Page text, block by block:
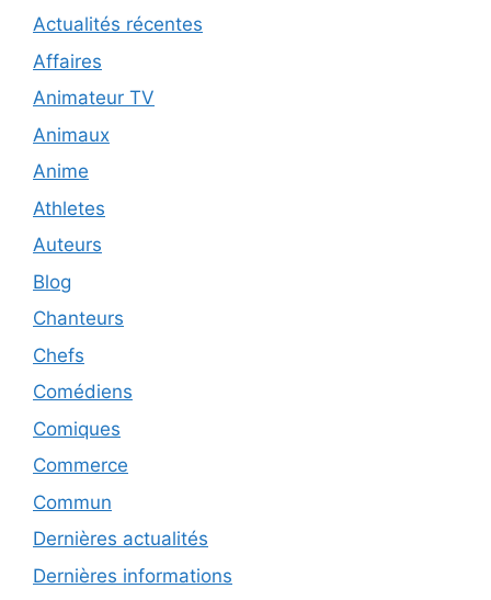
Actualités récentes
Affaires
Animateur TV
Animaux
Anime
Athletes
Auteurs
Blog
Chanteurs
Chefs
Comédiens
Comiques
Commerce
Commun
Dernières actualités
Dernières informations